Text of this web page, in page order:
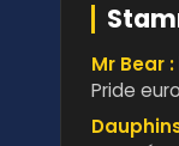
Mr Bear :
Pride